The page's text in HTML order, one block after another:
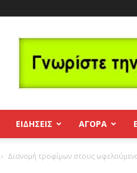
ΕΙΔΗΣΕΙΣ ΑΓΟΡΑ
Διανομή τροφίμων στους